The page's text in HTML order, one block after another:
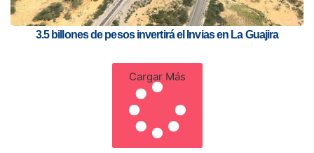
3.5 billones de pesos invertirá el Invias en La Guajira
Cargar Más